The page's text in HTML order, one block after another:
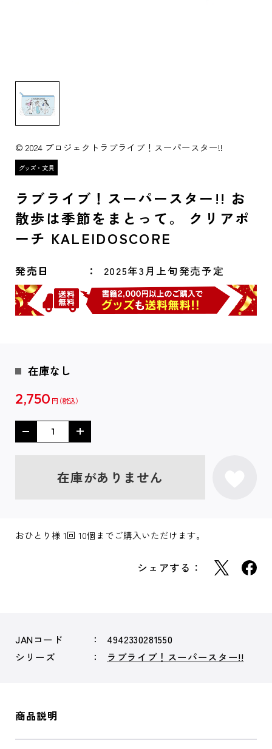
© 2024 プロジェクトラブライブ！スーパースター!!
ラブライブ！スーパースター!! お
散歩は季節をまとって。 クリアポ
ーチ KALEIDOSCORE
発売日 2025年3月上旬発売予定
在庫なし
2,750 円
在庫がありません
おひとり様 1回 10個までご購入いただけます。
シェアする：
JANコード
4942330281550
シリーズ
ラブライブ！スーパースター!!
商品説明